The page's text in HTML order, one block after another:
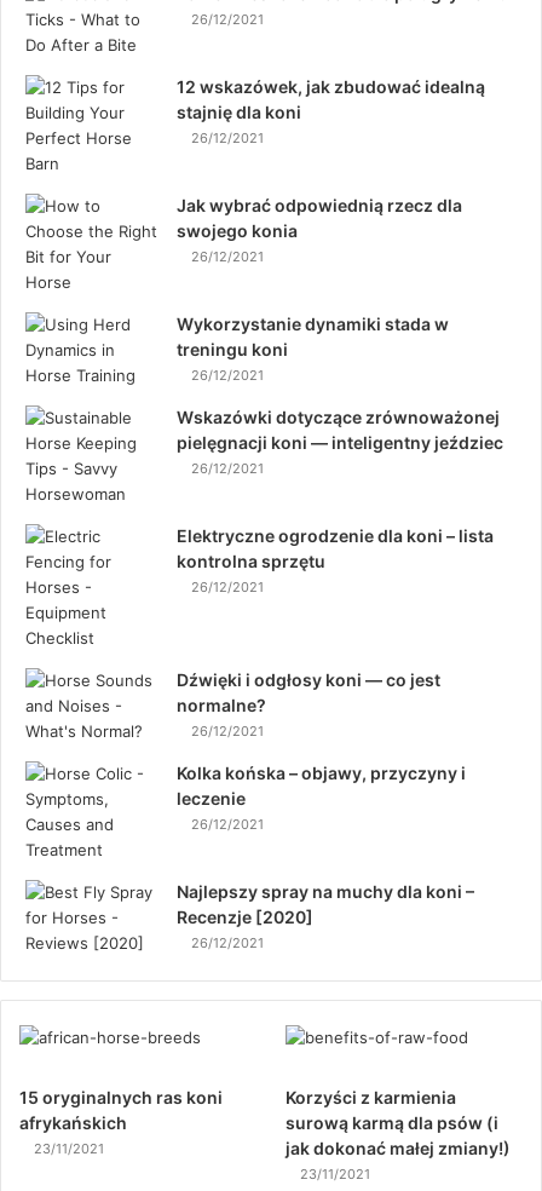
26/12/2021
12 wskazówek, jak zbudować idealną
stajnię dla koni
26/12/2021
Jak wybrać odpowiednią rzecz dla
swojego konia
26/12/2021
Wykorzystanie dynamiki stada w
treningu koni
26/12/2021
Wskazówki dotyczące zrównoważonej
pielęgnacji koni — inteligentny jeździec
26/12/2021
Elektryczne ogrodzenie dla koni – lista
kontrolna sprzętu
26/12/2021
Dźwięki i odgłosy koni — co jest
normalne?
26/12/2021
Kolka końska – objawy, przyczyny i
leczenie
26/12/2021
Najlepszy spray na muchy dla koni –
Recenzje [2020]
26/12/2021
15 oryginalnych ras koni
afrykańskich
23/11/2021
Korzyści z karmienia
surową karmą dla psów (i
jak dokonać małej zmiany!)
23/11/2021